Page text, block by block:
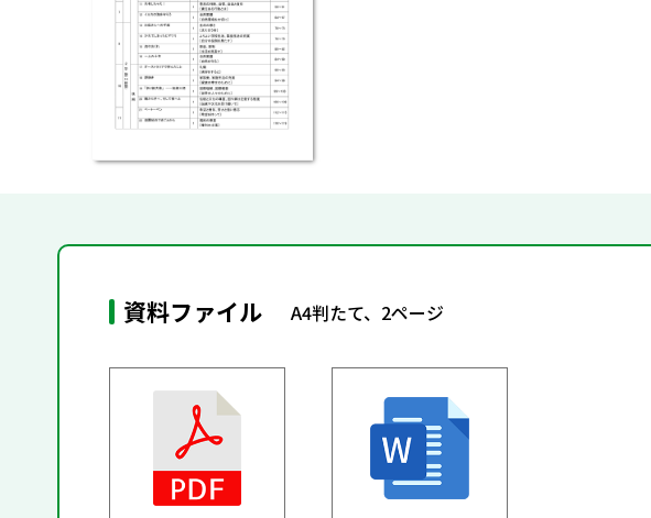
資料ファイル A4判たて、2ページ